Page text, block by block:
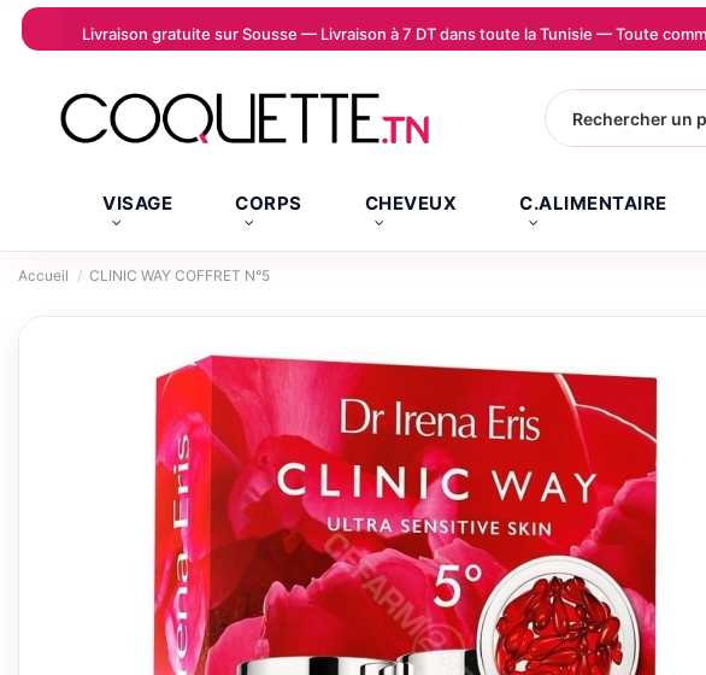
Livraison gratuite sur Sousse — Livraison à 7 DT dans toute la Tunisie — Toute
VISAGE CORPS CHEVEUX C.ALIMENTAIRE
Accueil CLINIC WAY COFFRET N°5